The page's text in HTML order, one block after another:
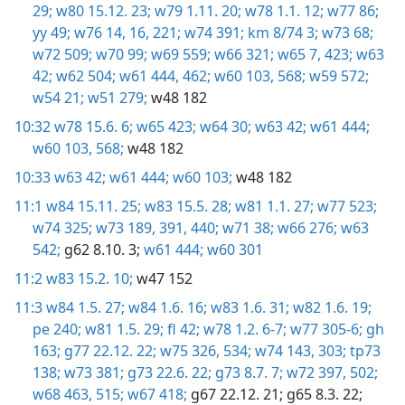
29; w80 15.12. 23; w79 1.11. 20; w78 1.1. 12; w77 86;
yy 49; w76 14, 16, 221; w74 391; km 8/74 3; w73 68;
w72 509; w70 99; w69 559; w66 321; w65 7, 423; w63
42; w62 504; w61 444, 462; w60 103, 568; w59 572;
w54 21; w51 279; w48 182
10:32w78 15.6. 6; w65 423; w64 30; w63 42; w61 444;
w60 103, 568; w48 182
10:33w63 42; w61 444; w60 103; w48 182
11:1 w84 15.11. 25; w83 15.5. 28; w81 1.1. 27; w77 523;
w74 325; w73 189, 391, 440; w71 38; w66 276; w63
542; g62 8.10. 3; w61 444; w60 301
11:2w83 15.2. 10; w47 152
11:3w84 1.5. 27; w84 1.6. 16; w83 1.6. 31; w82 1.6. 19;
pe 240; w81 1.5. 29; fl 42; w78 1.2. 6-7; w77 305-6; gh
163; g77 22.12. 22; w75 326, 534; w74 143, 303; tp73
138; w73 381; g73 22.6. 22; g73 8.7. 7; w72 397, 502;
w68 463, 515; w67 418; g67 22.12. 21; g65 8.3. 22;